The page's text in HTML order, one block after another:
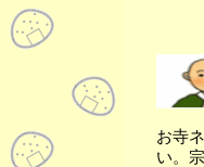
お寺
い。